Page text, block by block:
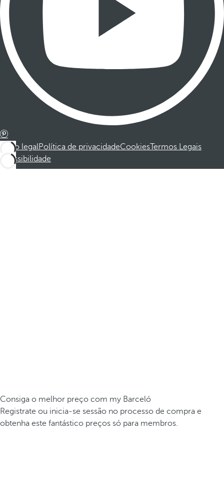
Aviso legalPolítica de privacidadeCookiesTermos Legais
Acessibilidade
Consiga o melhor preço com my Barceló
Registrate ou inicia-se sessão no processo de compra e
obtenha este fantástico preços só para membros.